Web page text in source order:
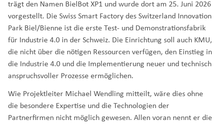
trägt den Namen BielBot XP1 und wurde dort am 25. Juni 2026
vorgestellt. Die Swiss Smart Factory des Switzerland Innovation
Park Biel/Bienne ist die erste Test- und Demonstrationsfabrik
für Industrie 4.0 in der Schweiz. Die Einrichtung soll auch KMU,
die nicht über die nötigen Ressourcen verfügen, den Einstieg in
die Industrie 4.0 und die Implementierung neuer und technisch
anspruchsvoller Prozesse ermöglichen.
Wie Projektleiter Michael Wendling mitteilt, wäre dies ohne
die besondere Expertise und die Technologien der
Partnerfirmen nicht möglich gewesen. Allen voran nennt er die